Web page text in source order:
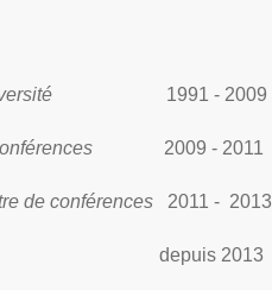
1991 - 2009
conférences 2009 - 2011
de conférences 2011 - 2013
depuis 2013